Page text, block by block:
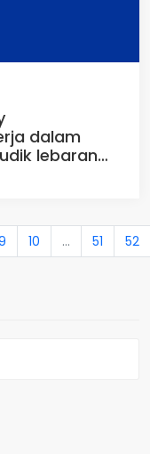
dalam
lebaran
10 ... 51 52